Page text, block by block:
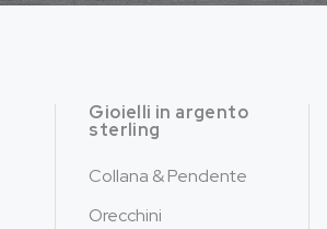
Gioielli in argento
sterling
Collana & Pendente
Orecchini